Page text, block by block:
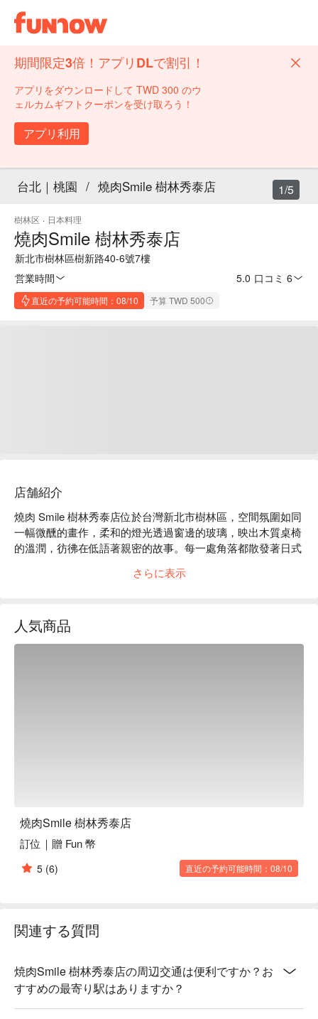
期間限定3倍！アプリDLで割引！
アプリをダウンロードして TWD 300 のウ
ェルカムギフトクーポンを受け取ろう！
アプリ利用
台北｜桃園 / 燒肉Smile 樹林秀泰店
樹林区 · 日本料理
燒肉Smile 樹林秀泰店
新北市樹林區樹新路40-6號7樓
営業時間
5.0 口コミ 6
直近の予約可能時間：08/10 予算 TWD 500
1/5
店舗紹介
燒肉 Smile 樹林秀泰店位於台灣新北市樹林區，空間氛圍如同
一幅微醺的畫作，柔和的燈光透過窗邊的玻璃，映出木質桌椅
的溫潤，彷彿在低語著親密的故事。每一處角落都散發著日式
意，讓人倍感滿足。
さらに表示
人気商品
燒肉Smile 樹林秀泰店
訂位｜贈 Fun 幣
5 (6) 直近の予約可能時間：08/10
関連する質問
焼肉Smile 樹林秀泰店の周辺交通は便利ですか？お
すすめの最寄り駅はありますか？